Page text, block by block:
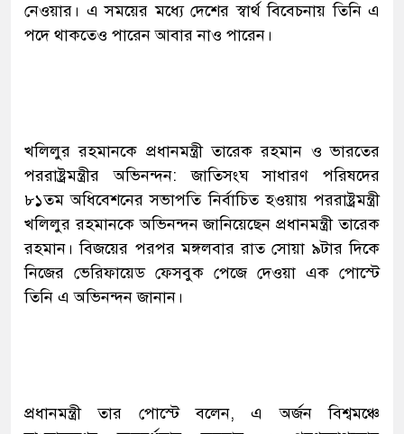
নেওয়ার। এ সময়ের মধ্যে দেশের স্বার্থ বিবেচনায় তিনি এ
পদে থাকতেও পারেন আবার নাও পারেন।
খলিলুর রহমানকে প্রধানমন্ত্রী তারেক রহমান ও ভারতের
পররাষ্ট্রমন্ত্রীর অভিনন্দন: জাতিসংঘ সাধারণ পরিষদের
৮১তম অধিবেশনের সভাপতি নির্বাচিত হওয়ায় পররাষ্ট্রমন্ত্রী
খলিলুর রহমানকে অভিনন্দন জানিয়েছেন প্রধানমন্ত্রী তারেক
রহমান। বিজয়ের পরপর মঙ্গলবার রাত সোয়া ৯টার দিকে
নিজের ভেরিফায়েড ফেসবুক পেজে দেওয়া এক পোস্টে
তিনি এ অভিনন্দন জানান।
প্রধানমন্ত্রী তার পোস্টে বলেন, এ অর্জন বিশ্বমঞ্চে